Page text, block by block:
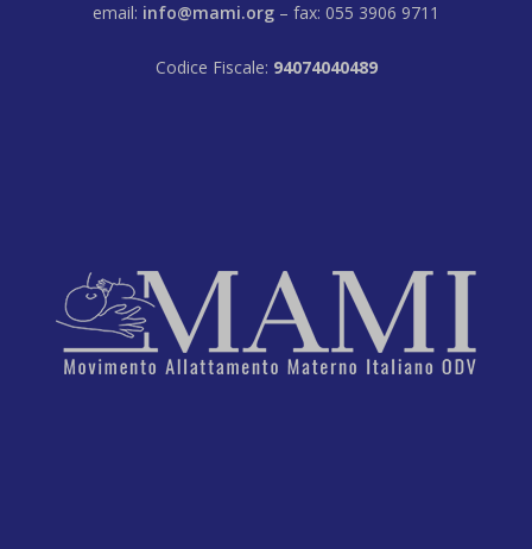
email: info@mami.org – fax: 055 3906 9711
Codice Fiscale: 94074040489